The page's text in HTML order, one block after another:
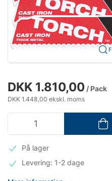
DKK 1.810,00 / Pack
DKK 1.448,00 ekskl. moms
På lager
Levering: 1-2 dage